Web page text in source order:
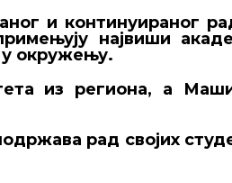
и континуираног
највиши
у окружењу.
из региона, а
рад својих